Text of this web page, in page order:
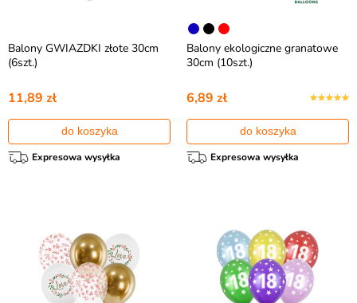
Balony GWIAZDKI złote 30cm
(6szt.)
11,89 zł
do koszyka
Expresowa wysyłka
Balony ekologiczne granatowe
30cm (10szt.)
6,89 zł
do koszyka
Expresowa wysyłka